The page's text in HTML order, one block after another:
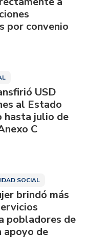
por convenio
USD
al Estado
hasta julio de
C
SOCIAL
brindó más
pobladores de
apoyo de